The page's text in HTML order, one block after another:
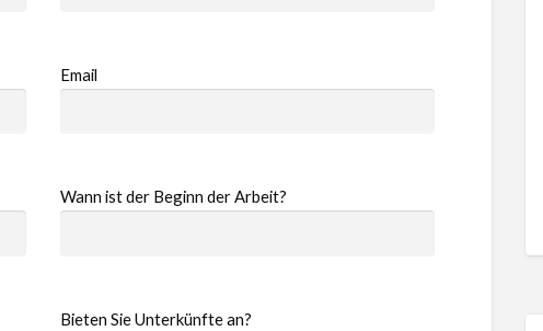
Email
Wann ist der Beginn der Arbeit?
Bieten Sie Unterkünfte an?